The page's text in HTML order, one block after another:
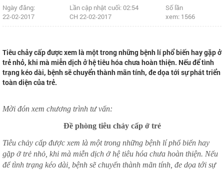
Ngày đăng:
22-02-2017
Lần cập nhật cuối: 02:54
CH 22-02-2017
Số lần
xem: 1566
Tiêu chảy cấp được xem là một trong những bệnh lí phổ biến hay gặp ở
trẻ nhỏ, khi mà miễn dịch ở hệ tiêu hóa chưa hoàn thiện. Nếu để tình
trạng kéo dài, bệnh sẽ chuyển thành mãn tính, đe dọa tới sự phát triển
toàn diện của trẻ.
Mời đón xem chương trình tư vấn:
Đề phòng tiêu chảy cấp ở trẻ
Tiêu chảy cấp được xem là một trong những bệnh lí phổ biến hay
gặp ở trẻ nhỏ, khi mà miễn dịch ở hệ tiêu hóa chưa hoàn thiện. Nếu
để tình trạng kéo dài, bệnh sẽ chuyển thành mãn tính, đe dọa tới sự